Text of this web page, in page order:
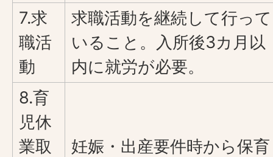
7.求
職活
動
求職活動を継続して行って
いること。入所後3カ月以
内に就労が必要。
8.育
児休
業取
妊娠・出産要件時から保育